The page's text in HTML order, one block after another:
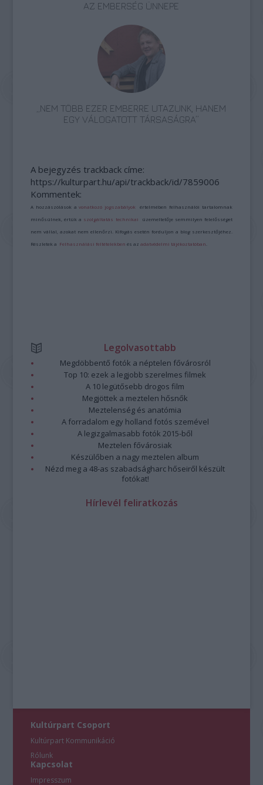
AZ EMBERSÉG ÜNNEPE
„NEM TÖBB EZER EMBERRE UTAZUNK, HANEM
EGY VÁLOGATOTT TÁRSASÁGRA”
A bejegyzés trackback címe:
https://kulturpart.hu/api/trackback/id/7859006
Kommentek:
A hozzászólások avonatkozó jogszabályok értelmében felhasználói tartalomnak
minősülnek, értük a szolgáltatás technikai üzemeltetője semmilyen felelősséget
nem vállal, azokat nem ellenőrzi. Kifogás esetén forduljon a blog szerkesztőjéhez.
Részletek a Felhasználási feltételekben és azadatvédelmi tájékoztatóban
Legolvasottabb
Megdöbbentő fotók a néptelen fővárosról
Top 10: ezek a legjobb szerelmes filmek
A 10 legütősebb drogos film
Megjöttek a meztelen hősnők
Meztelenség és anatómia
A forradalom egy holland fotós szemével
A legizgalmasabb fotók 2015-ből
Meztelen fővárosiak
Készülőben a nagy meztelen album
Nézd meg a 48-as szabadságharc hőseiről készült
fotókat!
Hírlevél feliratkozás
Kultúrpart Csoport
Kultúrpart Kommunikáció
Rólunk
Kapcsolat
Impresszum